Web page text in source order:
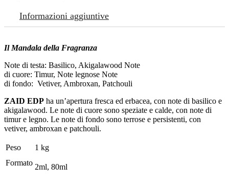
Informazioni aggiuntive
Il Mandala della Fragranza
Note di testa: Basilico, Akigalawood Note
di cuore: Timur, Note legnose Note
di fondo: Vetiver, Ambroxan, Patchouli
ZAID EDP ha un’apertura fresca ed erbacea, con note di basilico e
akigalawood. Le note di cuore sono speziate e calde, con note di
timur e legno. Le note di fondo sono terrose e persistenti, con
vetiver, ambroxan e patchouli.
Peso
1 kg
Formato 2ml, 80ml